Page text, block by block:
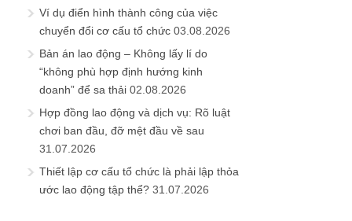
Ví dụ điển hình thành công của việc
chuyển đổi cơ cấu tổ chức 03.08.2026
Bản án lao động – Không lấy lí do
“không phù hợp định hướng kinh
doanh” để sa thải 02.08.2026
Hợp đồng lao động và dịch vụ: Rõ luật
chơi ban đầu, đỡ mệt đầu về sau
31.07.2026
Thiết lập cơ cấu tổ chức là phải lập thỏa
ước lao động tập thể? 31.07.2026